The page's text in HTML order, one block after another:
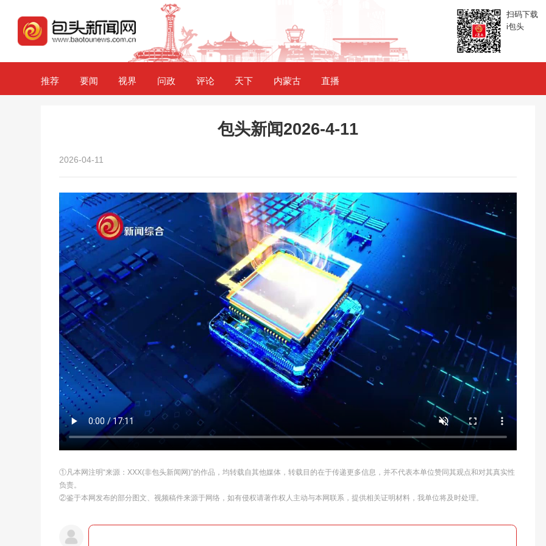
扫码下载
i包头
推荐 要闻 视界 问政 评论 天下 内蒙古 直播
包头新闻2026-4-11
2026-04-11
①凡本网注明“来源：XXX(非包头新闻网)”的作品，均转载自其他媒体，转载目的在于传递更多信息，并不代表本单位赞同其观点和对其真实性
负责。
②鉴于本网发布的部分图文、视频稿件来源于网络，如有侵权请著作权人主动与本网联系，提供相关证明材料，我单位将及时处理。